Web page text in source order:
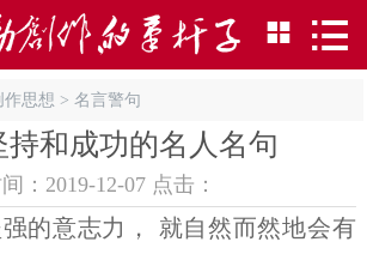
 
作思想 > 名言警句
持和成功的名人名句
：2019-12-07 点击：
的意志力， 就自然而然地会有